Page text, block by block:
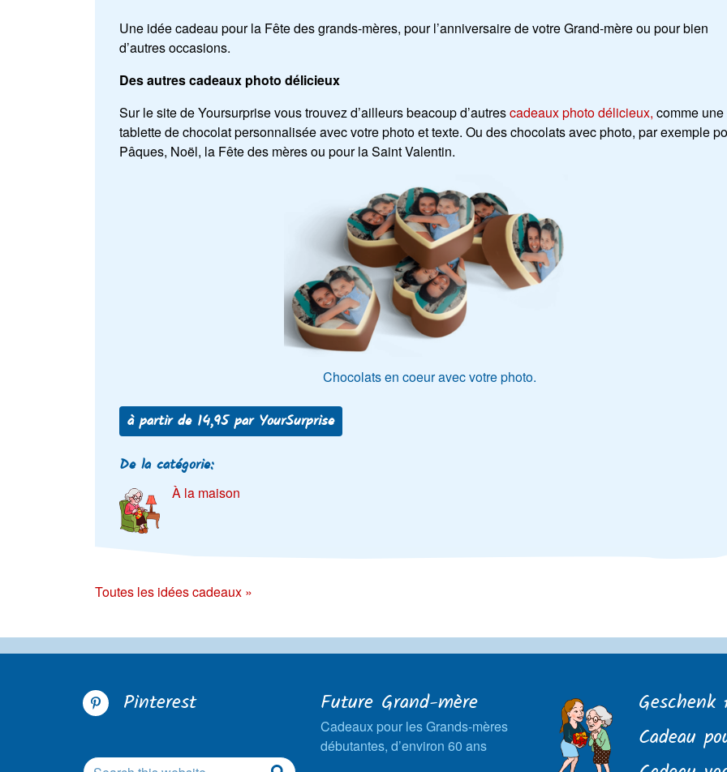
Une idée cadeau pour la Fête des grands-mères, pour l’anniversaire de votre Grand-mère ou pour bien
d’autres occasions.
Des autres cadeaux photo délicieux
Sur le site de Yoursurprise vous trouvez d’ailleurs beacoup d’autrescadeaux photo délicieux, comme une
tablette de chocolat personnalisée avec votre photo et texte. Ou des chocolats avec photo, par exemple
Pâques, Noël, la Fête des mères ou pour la Saint Valentin.
Chocolats en coeur avec votre photo.
à partir de 14,95 par YourSurprise
De la catégorie:
À la maison
Toutes les idées cadeaux »
Pinterest Future Grand-mère
Cadeaux pour les Grands-mères
débutantes, d’environ 60 ans
Cadeau